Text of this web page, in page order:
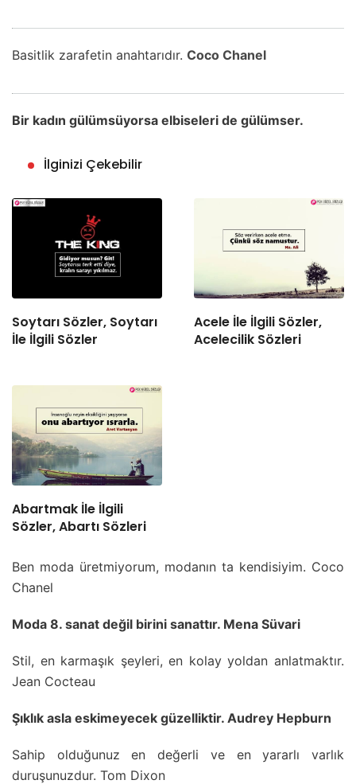
Basitlik zarafetin anahtarıdır. Coco Chanel
Bir kadın gülümsüyorsa elbiseleri de gülümser.
İlginizi Çekebilir
Soytarı Sözler, Soytarı
İle İlgili Sözler
Acele İle İlgili Sözler,
Acelecilik Sözleri
Abartmak İle İlgili
Sözler, Abartı Sözleri
Ben moda üretmiyorum, modanın ta kendisiyim. Coco
Chanel
Moda 8. sanat değil birini sanattır. Mena Süvari
Stil, en karmaşık şeyleri, en kolay yoldan anlatmaktır.
Jean Cocteau
Şıklık asla eskimeyecek güzelliktir. Audrey Hepburn
Sahip olduğunuz en değerli ve en yararlı varlık
duruşunuzdur. Tom Dixon